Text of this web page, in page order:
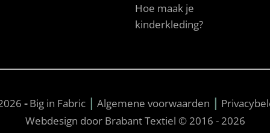
Hoe maak je
kinderkleding?
-Big in Fabric | Algemene voorwaarden |
Webdesign door Brabant Textiel © 2016 - 2026